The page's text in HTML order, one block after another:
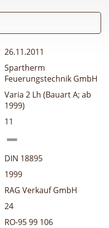
26.11.2011
Spartherm
Feuerungstechnik GmbH
Varia 2 Lh (Bauart A; ab
1999)
11
DIN 18895
1999
RAG Verkauf GmbH
24
RO-95 99 106